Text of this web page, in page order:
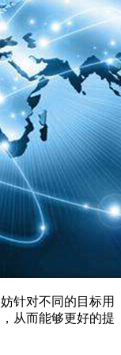
针对不同的目标用
从而能够更好的提